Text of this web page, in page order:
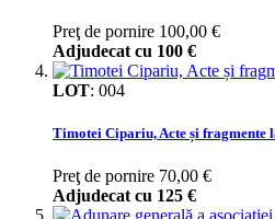
Preţ de pornire 100,00 €
Adjudecat cu 100 €
LOT: 004
Timotei Cipariu, Acte și fragmente
Preţ de pornire 70,00 €
Adjudecat cu 125 €